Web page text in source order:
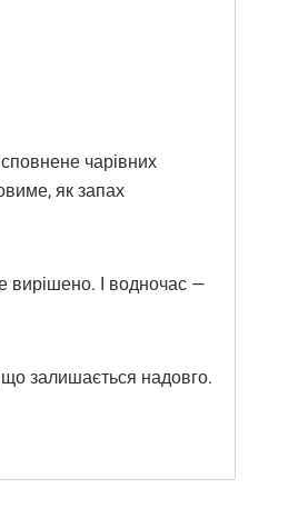
чарівних
як запах
вирішено. І водночас —
що залишається надовго.